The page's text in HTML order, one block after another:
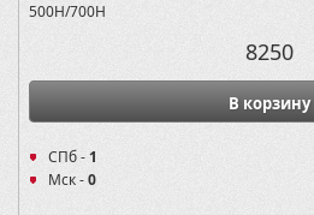
500H/700H
8250
В корзину
СПб -1
Мск -0